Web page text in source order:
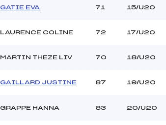
GATIE EVA 71 15/U20
LAURENCE COLINE 72 17/U20
MARTIN THEZE LIV 70 18/U20
GAILLARD JUSTINE 87 19/U20
GRAPPE HANNA 63 20/U20